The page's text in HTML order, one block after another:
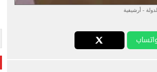
- أرشيفية